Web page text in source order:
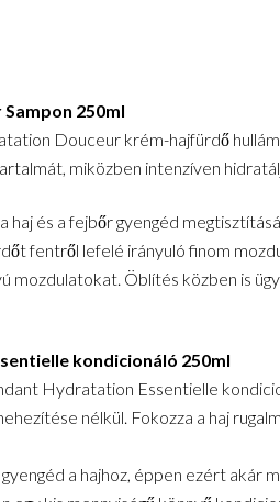
250ml
Douceur krém-hajfürdő
miközben intenzíven
és a fejbőr gyengéd
fentről lefelé irányuló finom
mozdulatokat. Öblítés közben is
kondicionáló 250ml
Hydratation Essentielle
nélkül. Fokozza a haj
a hajhoz, éppen ezért akár